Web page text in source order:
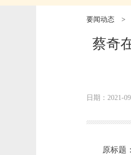
要闻动态 >
蔡奇
日期：2021-
原标题：